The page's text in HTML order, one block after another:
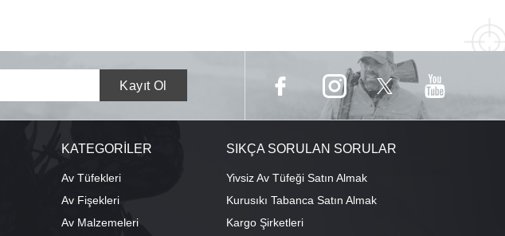
KATEGORİLER
Av Tüfekleri
Av Fişekleri
Av Malzemeleri
SIKÇA SORULAN SORULAR
Yivsiz Av Tüfeği Satın Almak
Kurusıkı Tabanca Satın Almak
Kargo Şirketleri